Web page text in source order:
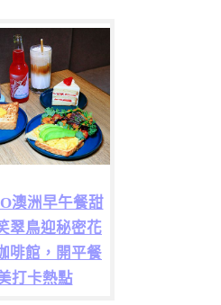
澳洲早午餐甜
翠鳥迎秘密花
啡館，開平餐
打卡熱點